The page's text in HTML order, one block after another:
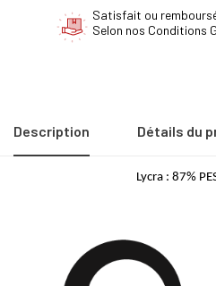
Satisfait ou
Selon nos Conditions
Description Détails du
Lycra : 87%